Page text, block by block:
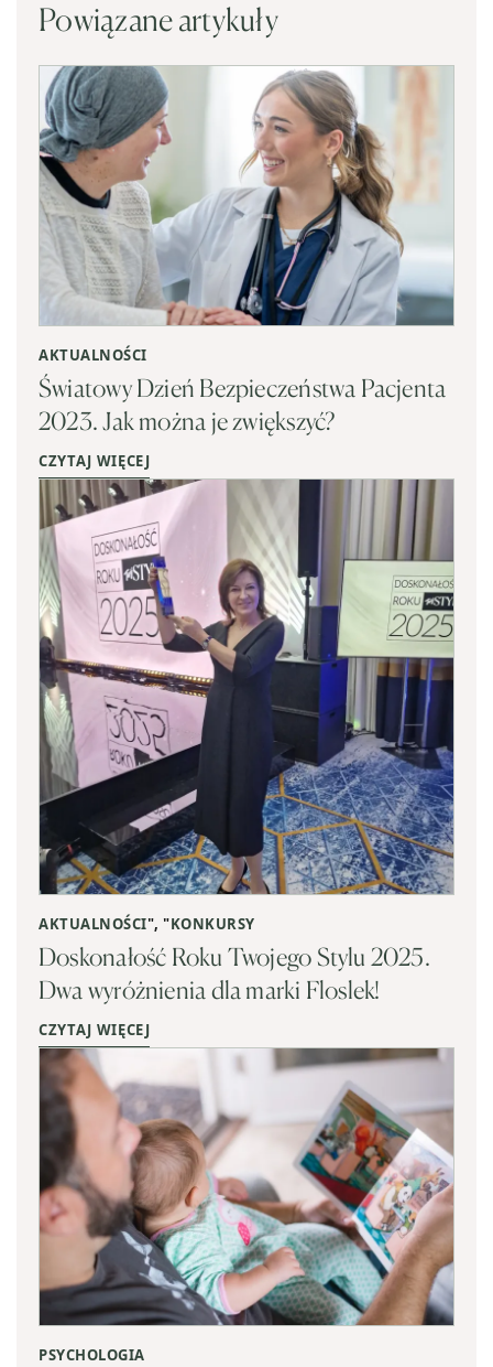
Powiązane artykuły
AKTUALNOŚCI
Światowy Dzień Bezpieczeństwa Pacjenta
2023. Jak można je zwiększyć?
CZYTAJ WIĘCEJ
AKTUALNOŚCI", "KONKURSY
Doskonałość Roku Twojego Stylu 2025.
Dwa wyróżnienia dla marki Floslek!
CZYTAJ WIĘCEJ
PSYCHOLOGIA